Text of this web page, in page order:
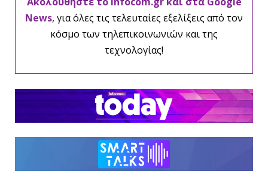
News, για όλες τις τελευταίες εξελίξεις από τον
κόσμο των τηλεπικοινωνιών και της
τεχνολογίας!